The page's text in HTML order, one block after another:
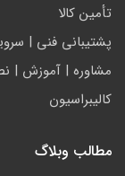
تأمين كالا
پشتيباني فني |
مشاوره | آموزش |
کالیبراسیون
مطالب وبلاگ